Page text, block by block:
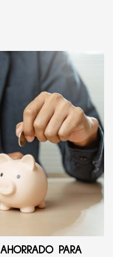
PARA